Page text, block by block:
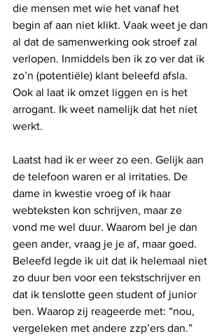
die mensen met wie het vanaf het
begin af aan niet klikt. Vaak weet je dan
al dat de samenwerking ook stroef zal
verlopen. Inmiddels ben ik zo ver dat ik
zo’n (potentiële) klant beleefd afsla.
Ook al laat ik omzet liggen en is het
arrogant. Ik weet namelijk dat het niet
werkt.
Laatst had ik er weer zo een. Gelijk aan
de telefoon waren er al irritaties. De
dame in kwestie vroeg of ik haar
webteksten kon schrijven, maar ze
vond me wel duur. Waarom bel je dan
geen ander, vraag je je af, maar goed.
Beleefd legde ik uit dat ik helemaal niet
zo duur ben voor een tekstschrijver en
dat ik tenslotte geen student of junior
ben. Waarop zij reageerde met: “nou,
vergeleken met andere zzp’ers dan.”